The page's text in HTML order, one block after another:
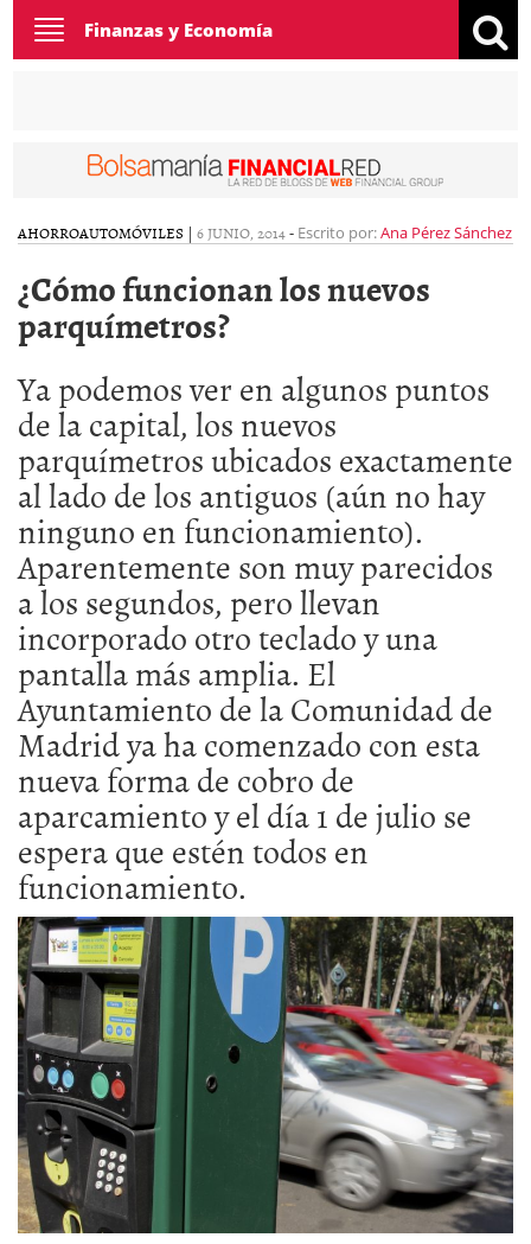
Toggle
navigation
Finanzas y Economía
AHORROAUTOMÓVILES | 6 JUNIO, 2014- Escrito por:Ana Pérez Sánchez
¿Cómo funcionan los nuevos
parquímetros?
Ya podemos ver en algunos puntos
de la capital, los nuevos
parquímetros ubicados exactamente
al lado de los antiguos (aún no hay
ninguno en funcionamiento).
Aparentemente son muy parecidos
a los segundos, pero llevan
incorporado otro teclado y una
pantalla más amplia. El
Ayuntamiento de la Comunidad de
Madrid ya ha comenzado con esta
nueva forma de cobro de
aparcamiento y el día 1 de julio se
espera que estén todos en
funcionamiento.